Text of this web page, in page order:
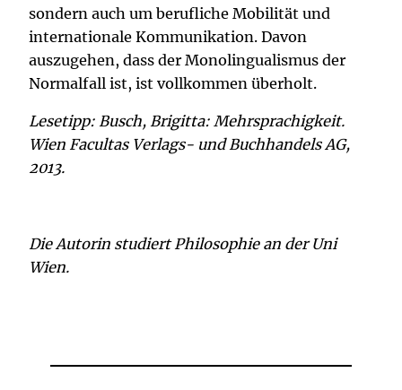
sondern auch um berufliche Mobilität und
internationale Kommunikation. Davon
auszugehen, dass der Monolingualismus der
Normalfall ist, ist vollkommen überholt.
Lesetipp: Busch, Brigitta: Mehrsprachigkeit.
Wien Facultas Verlags- und Buchhandels AG,
2013.
Die Autorin studiert Philosophie an der Uni
Wien.